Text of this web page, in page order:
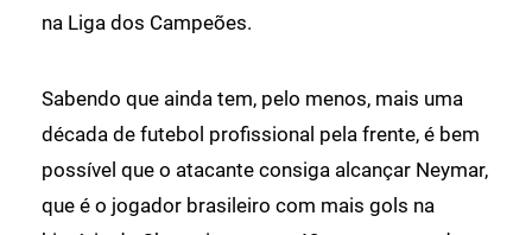
na Liga dos Campeões.
Sabendo que ainda tem, pelo menos, mais uma
década de futebol profissional pela frente, é bem
possível que o atacante consiga alcançar Neymar,
que é o jogador brasileiro com mais gols na